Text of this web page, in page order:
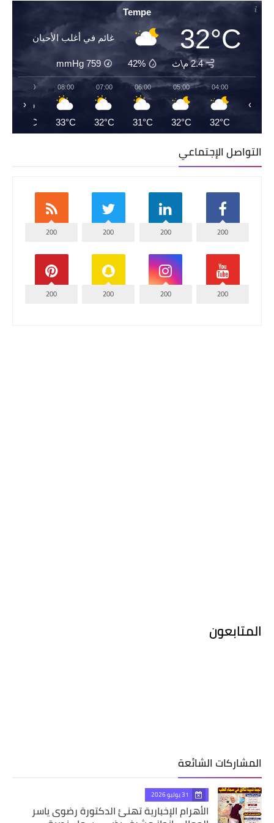
Tempe
32°C غائم في أغلب الأحيان
2.4 م\ث 42%
759
mmHg
04:00
32°C
05:00
32°C
06:00
31°C
07:00
32°C
08:00
33°C
09:00
35°C
‹ ›
التواصل الإجتماعي
200
200
200
200
200
200
200
200
المتابعون
المشاركات الشائعة
31 يوليو 2026
الأهرام الإخبارية تهنئ الدكتورة رضوى ياسر